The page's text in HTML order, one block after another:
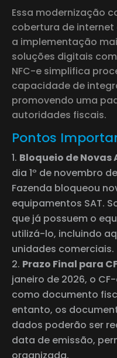
Essa modernização
cobertura de internet
a implementação
soluções digitais
NFC-e simplifica
capacidade de
promovendo uma
autoridades fiscais.
Pontos
Bloqueio de Novas
dia 1º de novembro
Fazenda bloqueou
equipamentos SAT.
que já possuem o
utilizá-lo, incluindo
unidades comerciais.
Prazo Final para
janeiro de 2026, o
como documento
entanto, os
dados poderão ser
data de emissão,
organizada.